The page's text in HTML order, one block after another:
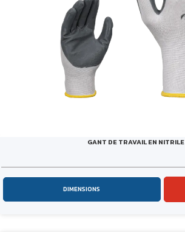
GANT DE TRAVAIL EN NITRILE
DIMENSIONS